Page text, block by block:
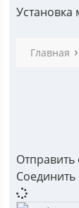
Установка
Главная
Отправить
Соединить